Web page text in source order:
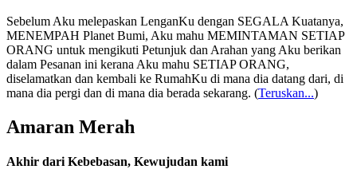
Sebelum Aku melepaskan LenganKu dengan SEGALA Kuatanya,
MENEMPAH Planet Bumi, Aku mahu MEMINTAMAN SETIAP
ORANG untuk mengikuti Petunjuk dan Arahan yang Aku berikan
dalam Pesanan ini kerana Aku mahu SETIAP ORANG,
diselamatkan dan kembali ke RumahKu di mana dia datang dari, di
mana dia pergi dan di mana dia berada sekarang. (Teruskan...)
Amaran Merah
Akhir dari Kebebasan, Kewujudan kami